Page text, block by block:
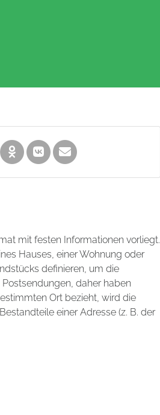
mit festen Informationen vorliegt.
Hauses, einer Wohnung oder
definieren, um die
daher haben
Ort bezieht, wird die
einer Adresse (z. B. der